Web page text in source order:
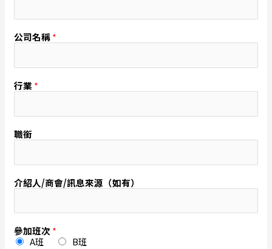
t
e
s
+
公司名稱*
行業 *
職銜
介紹人/商會/訊息來源（如有）
參加班次 *
A班
B班